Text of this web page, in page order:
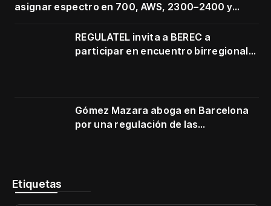
asignar espectro en 700, AWS, 2300–2400 y
REGULATEL invita a BEREC a
participar en encuentro birregional
Gómez Mazara aboga en Barcelona
por una regulación de las
Etiquetas